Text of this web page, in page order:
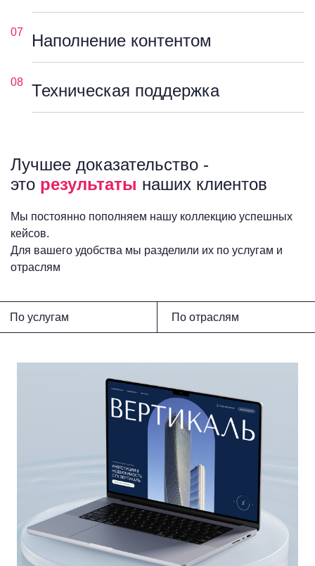
07 Наполнение контентом
08 Техническая поддержка
Лучшее доказательство -
это результаты наших клиентов
Мы постоянно пополняем нашу коллекцию успешных
кейсов.
Для вашего удобства мы разделили их по услугам и
отраслям
По услугам По отраслям